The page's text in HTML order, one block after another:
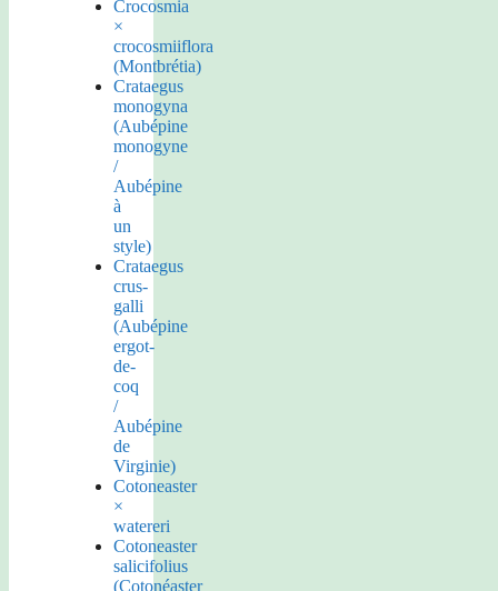
Crocosmia
×
crocosmiiflora
(Montbrétia)
Crataegus
monogyna
(Aubépine
monogyne
/
Aubépine
à
un
style)
Crataegus
crus-
galli
(Aubépine
ergot-
de-
coq
/
Aubépine
de
Virginie)
Cotoneaster
×
watereri
Cotoneaster
salicifolius
(Cotonéaster